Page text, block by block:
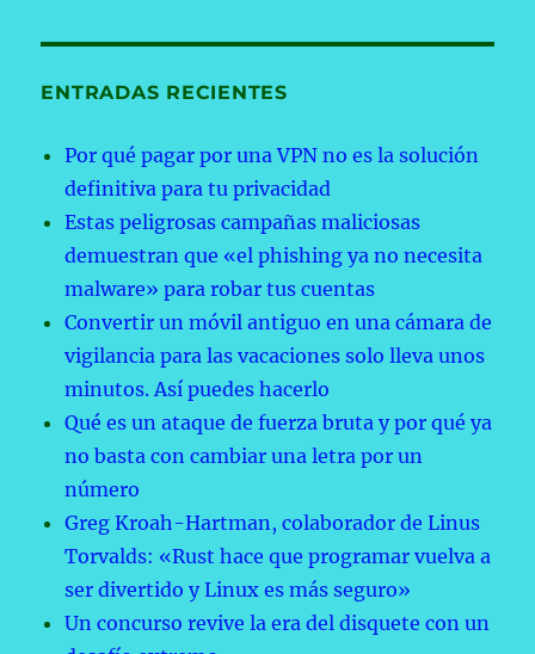
ENTRADAS RECIENTES
Por qué pagar por una VPN no es la solución
definitiva para tu privacidad
Estas peligrosas campañas maliciosas
demuestran que «el phishing ya no necesita
malware» para robar tus cuentas
Convertir un móvil antiguo en una cámara de
vigilancia para las vacaciones solo lleva unos
minutos. Así puedes hacerlo
Qué es un ataque de fuerza bruta y por qué ya
no basta con cambiar una letra por un
número
Greg Kroah-Hartman, colaborador de Linus
Torvalds: «Rust hace que programar vuelva a
ser divertido y Linux es más seguro»
Un concurso revive la era del disquete con un